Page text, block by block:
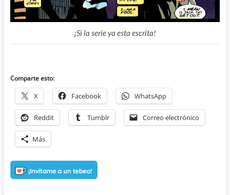
¡Si la serie ya esta escrita!
Comparte esto:
X Facebook WhatsApp
Reddit Tumblr Correo electrónico
Más